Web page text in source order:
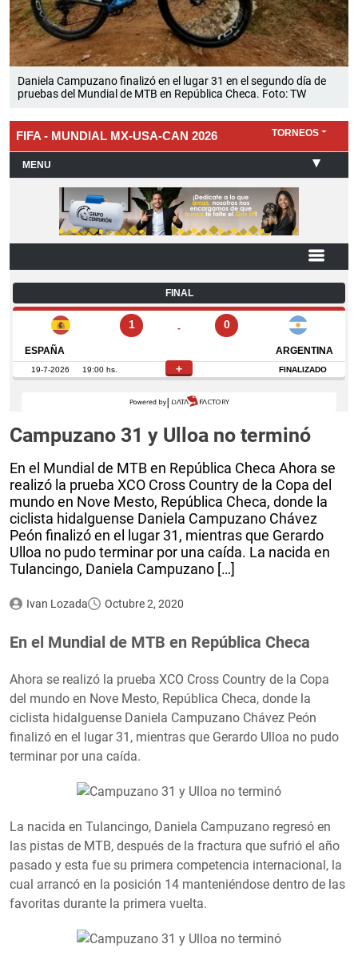
Daniela Campuzano finalizó en el lugar 31 en el segundo día de
pruebas del Mundial de MTB en República Checa. Foto: TW
Campuzano 31 y Ulloa no terminó
En el Mundial de MTB en República Checa Ahora se
realizó la prueba XCO Cross Country de la Copa del
mundo en Nove Mesto, República Checa, donde la
ciclista hidalguense Daniela Campuzano Chávez
Peón finalizó en el lugar 31, mientras que Gerardo
Ulloa no pudo terminar por una caída. La nacida en
Tulancingo, Daniela Campuzano […]
Ivan Lozada Octubre 2, 2020
En el Mundial de MTB en República Checa
Ahora se realizó la prueba XCO Cross Country de la Copa
del mundo en Nove Mesto, República Checa, donde la
ciclista hidalguense Daniela Campuzano Chávez Peón
finalizó en el lugar 31, mientras que Gerardo Ulloa no pudo
terminar por una caída.
La nacida en Tulancingo, Daniela Campuzano regresó en
las pistas de MTB, después de la fractura que sufrió el año
pasado y esta fue su primera competencia internacional, la
cual arrancó en la posición 14 manteniéndose dentro de las
favoritas durante la primera vuelta.